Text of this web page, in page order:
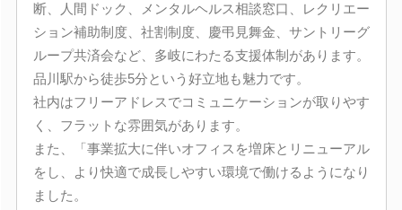
断、人間ドック、メンタルヘルス相談窓口、レクリエー
ション補助制度、社割制度、慶弔見舞金、サントリーグ
ループ共済会など、多岐にわたる支援体制があります。
品川駅から徒歩5分という好立地も魅力です。
社内はフリーアドレスでコミュニケーションが取りやす
く、フラットな雰囲気があります。
また、「事業拡大に伴いオフィスを増床とリニューアル
をし、より快適で成長しやすい環境で働けるようになり
ました。